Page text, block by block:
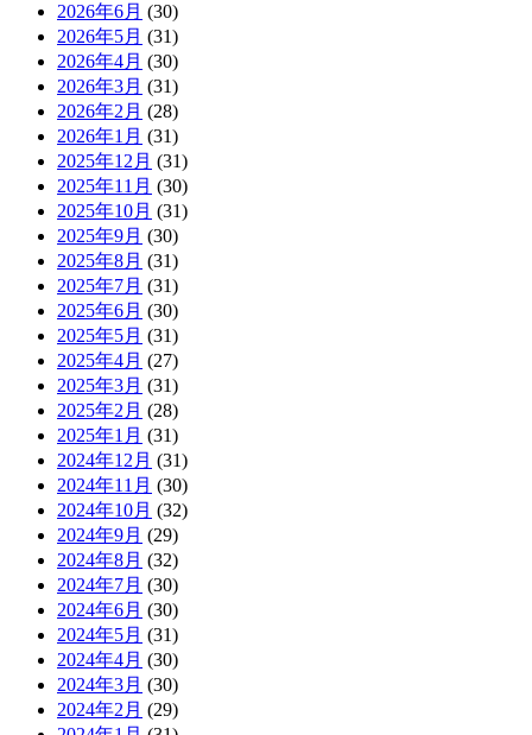
2026年6月 (30)
2026年5月 (31)
2026年4月 (30)
2026年3月 (31)
2026年2月 (28)
2026年1月 (31)
2025年12月 (31)
2025年11月 (30)
2025年10月 (31)
2025年9月 (30)
2025年8月 (31)
2025年7月 (31)
2025年6月 (30)
2025年5月 (31)
2025年4月 (27)
2025年3月 (31)
2025年2月 (28)
2025年1月 (31)
2024年12月 (31)
2024年11月 (30)
2024年10月 (32)
2024年9月 (29)
2024年8月 (32)
2024年7月 (30)
2024年6月 (30)
2024年5月 (31)
2024年4月 (30)
2024年3月 (30)
2024年2月 (29)